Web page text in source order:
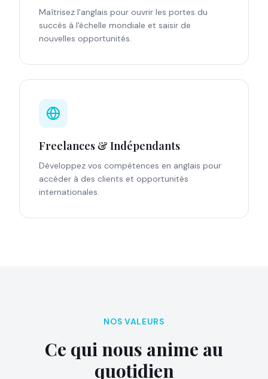
Maîtrisez l'anglais pour ouvrir les portes du
succès à l'échelle mondiale et saisir de
nouvelles opportunités.
Freelances & Indépendants
Développez vos compétences en anglais pour
accéder à des clients et opportunités
internationales.
NOS VALEURS
Ce qui nous anime au
quotidien